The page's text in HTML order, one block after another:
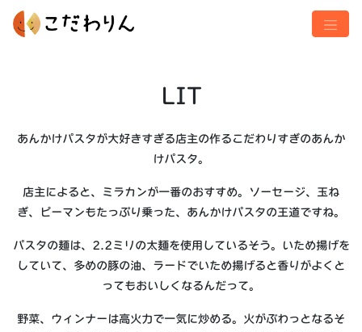
LIT
あんかけパスタが大好きすぎる店主の作るこだわりすぎのあんか
けパスタ。
店主によると、ミラカンが一番のおすすめ。ソーセージ、玉ね
ぎ、ピーマンもたっぷり乗った、あんかけパスタの王道ですね。
パスタの麺は、2.2ミリの太麺を使用しているそう。いため揚げを
していて、多めの豚の油、ラードでいため揚げると香りがよくと
ってもおいしくなるんだって。
野菜、ウィンナーは高火力で一気に炒める。火がぶわっとなるそ